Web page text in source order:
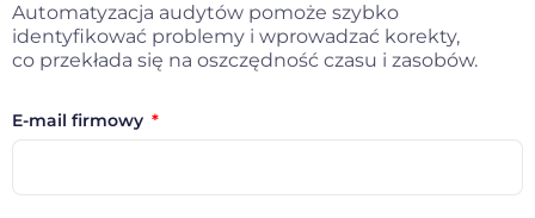
Automatyzacja audytów pomoże szybko
identyfikować problemy i wprowadzać korekty,
co przekłada się na oszczędność czasu i zasobów.
E-mail firmowy